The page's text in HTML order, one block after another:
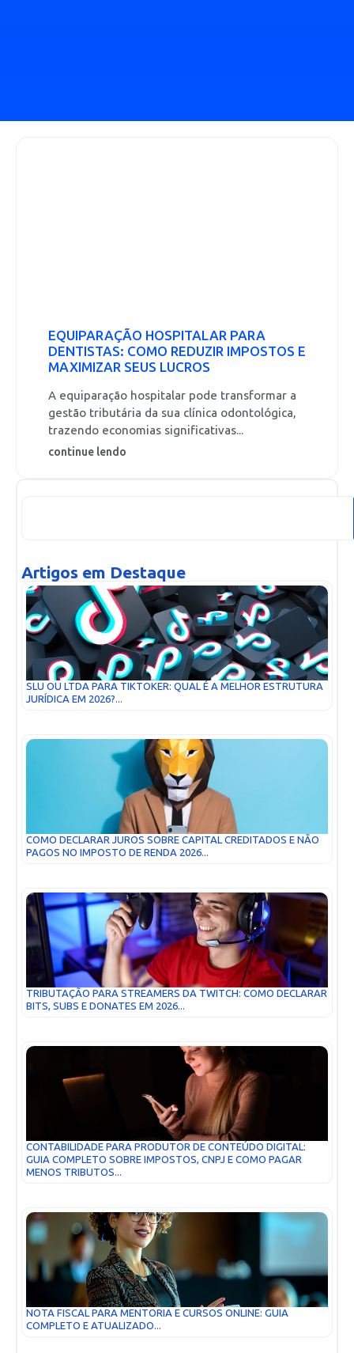
EQUIPARAÇÃO HOSPITALAR PARA
DENTISTAS: COMO REDUZIR IMPOSTOS E
MAXIMIZAR SEUS LUCROS
A equiparação hospitalar pode transformar a
gestão tributária da sua clínica odontológica,
trazendo economias significativas...
continue lendo
Artigos em Destaque
SLU OU LTDA PARA TIKTOKER: QUAL É A MELHOR ESTRUTURA
JURÍDICA EM 2026?...
COMO DECLARAR JUROS SOBRE CAPITAL CREDITADOS E NÃO
PAGOS NO IMPOSTO DE RENDA 2026...
TRIBUTAÇÃO PARA STREAMERS DA TWITCH: COMO DECLARAR
BITS, SUBS E DONATES EM 2026...
CONTABILIDADE PARA PRODUTOR DE CONTEÚDO DIGITAL:
GUIA COMPLETO SOBRE IMPOSTOS, CNPJ E COMO PAGAR
MENOS TRIBUTOS...
NOTA FISCAL PARA MENTORIA E CURSOS ONLINE: GUIA
COMPLETO E ATUALIZADO...